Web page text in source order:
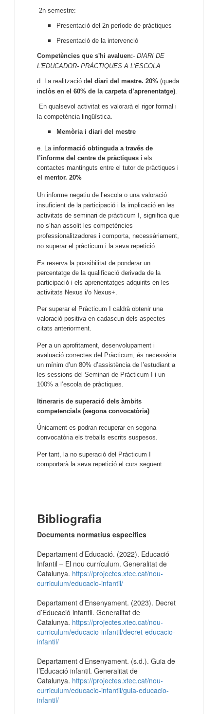
2n semestre:
Presentació del 2n període de pràctiques
Presentació de la intervenció
Competències que s'hi avaluen:- DIARI DE
L'EDUCADOR- PRÀCTIQUES A L'ESCOLA
d. La realització del diari del mestre. 20% (queda
inclòs en el 60% de la carpeta d’aprenentatge)
En qualsevol activitat es valorarà el rigor formal i
la competència lingüística.
Memòria i diari del mestre
e. Lainformació obtinguda a través de
l’informe del centre de pràctiques i els
contactes mantinguts entre el tutor de pràctiques i
el mentor. 20%
Un informe negatiu de l’escola o una valoració
insuficient de la participació i la implicació en les
activitats de seminari de pràcticum I, significa que
no s’han assolit les competències
professionalitzadores i comporta, necessàriament,
no superar el pràcticum i la seva repetició.
Es reserva la possibilitat de ponderar un
percentatge de la qualificació derivada de la
participació i els aprenentatges adquirits en les
activitats Nexus i/o Nexus+.
Per superar el Pràcticum I caldrà obtenir una
valoració positiva en cadascun dels aspectes
citats anteriorment.
Per a un aprofitament, desenvolupament i
avaluació correctes del Pràcticum, és necessària
un mínim d’un 80% d’assistència de l’estudiant a
les sessions del Seminari de Pràcticum I i un
100% a l’escola de pràctiques.
Itineraris de superació dels àmbits
competencials (segona convocatòria)
Únicament es podran recuperar en segona
convocatòria els treballs escrits suspesos.
Per tant, la no superació del Pràcticum I
comportarà la seva repetició el curs següent.
Bibliografia
Documents normatius específics
Departament d’Educació. (2022). Educació
Infantil – El nou currículum. Generalitat de
Catalunya. https://projectes.xtec.cat/nou-
curriculum/educacio-infantil/
Departament d’Ensenyament. (2023). Decret
d’Educació infantil. Generalitat de
Catalunya. https://projectes.xtec.cat/nou-
curriculum/educacio-infantil/decret-educacio-
infantil/
Departament d’Ensenyament. (s.d.). Guia de
l’Educació infantil. Generalitat de
Catalunya. https://projectes.xtec.cat/nou-
curriculum/educacio-infantil/guia-educacio-
infantil/